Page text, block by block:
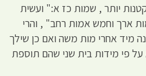
יותר , שמות כז א:" ועשית
ארך וחמש אמות רחב" , והרי
מיד אחרי מות משה ואם כן שילך
פי מידות בית שני שהם תוספת